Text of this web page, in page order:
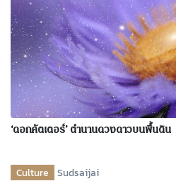
‘ดอกคัตเตอร์’ ตำนานดวงดาวบนพื้นดิน
Culture Sudsaijai